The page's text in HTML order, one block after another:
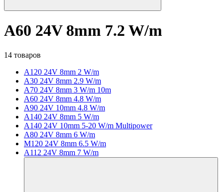
A60 24V 8mm 7.2 W/m
14 товаров
A120 24V 8mm 2 W/m
A30 24V 8mm 2.9 W/m
A70 24V 8mm 3 W/m 10m
A60 24V 8mm 4.8 W/m
A90 24V 10mm 4.8 W/m
A140 24V 8mm 5 W/m
A140 24V 10mm 5-20 W/m Multipower
A80 24V 8mm 6 W/m
M120 24V 8mm 6.5 W/m
A112 24V 8mm 7 W/m